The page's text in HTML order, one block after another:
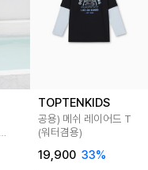
TOPTENKIDS
공용) 메쉬 레이어드 T
(워터겸용)
19,900 33%